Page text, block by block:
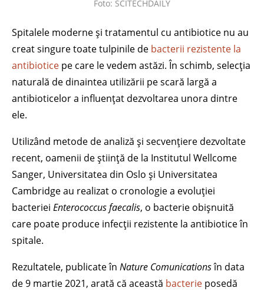
Foto: SCITECHDAILY
Spitalele moderne și tratamentul cu antibiotice nu au
creat singure toate tulpinile de bacterii rezistente la
antibiotice pe care le vedem astăzi. În schimb, selecția
naturală de dinaintea utilizării pe scară largă a
antibioticelor a influențat dezvoltarea unora dintre
ele.
Utilizând metode de analiză și secvențiere dezvoltate
recent, oamenii de știință de la Institutul Wellcome
Sanger, Universitatea din Oslo și Universitatea
Cambridge au realizat o cronologie a evoluției
bacteriei Enterococcus faecalis, o bacterie obișnuită
care poate produce infecții rezistente la antibiotice în
spitale.
Rezultatele, publicate în Nature Comunicationsîn data
de 9 martie 2021, arată că această bacterie posedă